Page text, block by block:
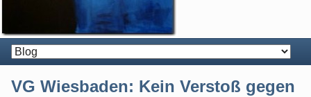
VG Wiesbaden: Kein Verstoß gegen